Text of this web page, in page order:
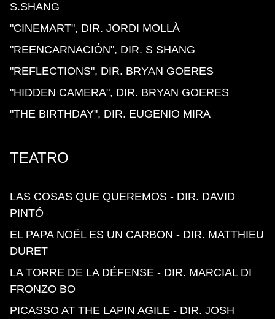
S.SHANG
"CINEMART", DIR. JORDI MOLLÀ
"REENCARNACIÓN", DIR. S SHANG
"REFLECTIONS", DIR. BRYAN GOERES
"HIDDEN CAMERA", DIR. BRYAN GOERES
"THE BIRTHDAY", DIR. EUGENIO MIRA
TEATRO
LAS COSAS QUE QUEREMOS - DIR. DAVID
PINTÓ
EL PAPA NOËL ES UN CARBON - DIR. MATTHIEU
DURET
LA TORRE DE LA DÉFENSE - DIR. MARCIAL DI
FRONZO BO
PICASSO AT THE LAPIN AGILE - DIR. JOSH